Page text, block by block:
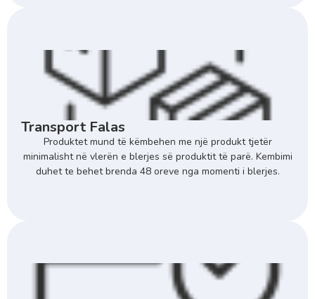
Transport Falas
Produktet mund të këmbehen me një produkt tjetër
minimalisht në vlerën e blerjes së produktit të parë. Kembimi
duhet te behet brenda 48 oreve nga momenti i blerjes.